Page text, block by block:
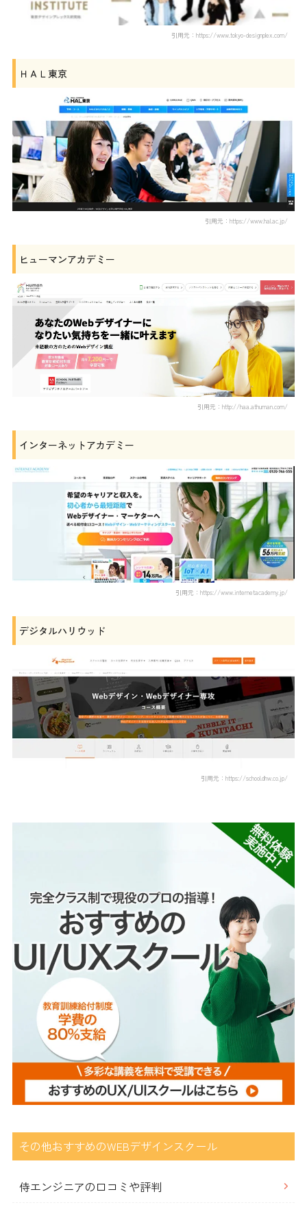
引用元：https://www.tokyo-designplex.com/
ＨＡＬ東京
引用元：https://www.hal.ac.jp/
ヒューマンアカデミー
引用元：http://haa.athuman.com/
インターネットアカデミー
引用元：https://www.internetacademy.jp/
デジタルハリウッド
引用元：https://school.dhw.co.jp/
その他おすすめのWEBデザインスクール
侍エンジニアの口コミや評判